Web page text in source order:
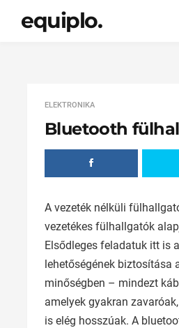
equiplo.
ELEKTRONIKA
Bluetooth
A vezeték nélküli
vezetékes fülhallgatók
Elsődleges feladatuk itt is
lehetőségének biztosítása
minőségben – mindezt
amelyek gyakran
is elég hosszúak. A